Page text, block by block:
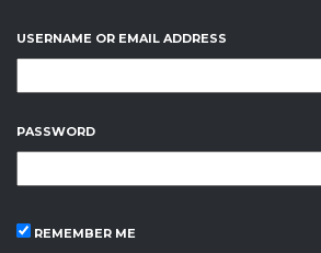
USERNAME OR EMAIL ADDRESS
PASSWORD
REMEMBER ME
Hala 2012/2013 10